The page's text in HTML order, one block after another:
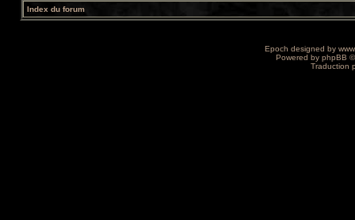
Index du forum
Epoch designed by
Powered by phpBB
Traduction